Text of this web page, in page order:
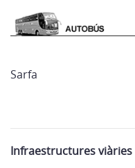
Sarfa
Infraestructures viàries